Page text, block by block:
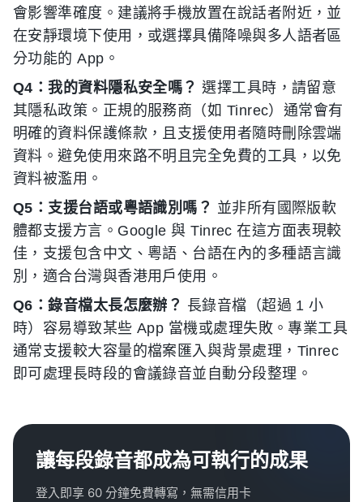
會影響準確度。建議將手機放置在說話者附近，並
在安靜環境下使用，或選擇具備降噪與多人語者區
分功能的 App。
Q4：我的資料隱私安全嗎？ 選擇工具時，請留意
其隱私政策。正規的服務商（如 Tinrec）通常會有
明確的資料保護條款，且支援使用者隨時刪除雲端
資料。避免使用來路不明且完全免費的工具，以免
資料被濫用。
Q5：支援台語或粵語識別嗎？ 並非所有國際版軟
體都支援方言。Google 與 Tinrec 在這方面表現較
佳，支援包含中文、粵語、台語在內的多種語言識
別，適合台灣與香港用戶使用。
Q6：錄音檔太長怎麼辦？ 長錄音檔（超過 1 小
時）容易導致某些 App 當機或處理失敗。專業工具
通常支援較大容量的檔案匯入與背景處理，Tinrec
即可處理長時段的會議錄音並自動分段整理。
讓每段錄音都成為可執行的成果
登入即享 60 分鐘免費轉寫，無需信用卡